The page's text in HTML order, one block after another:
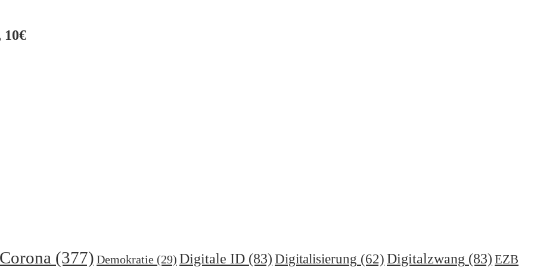
Corona (377) Demokratie (29) Digitale ID (83) Digitalisierung (62) Digitalzwang (83) EZB